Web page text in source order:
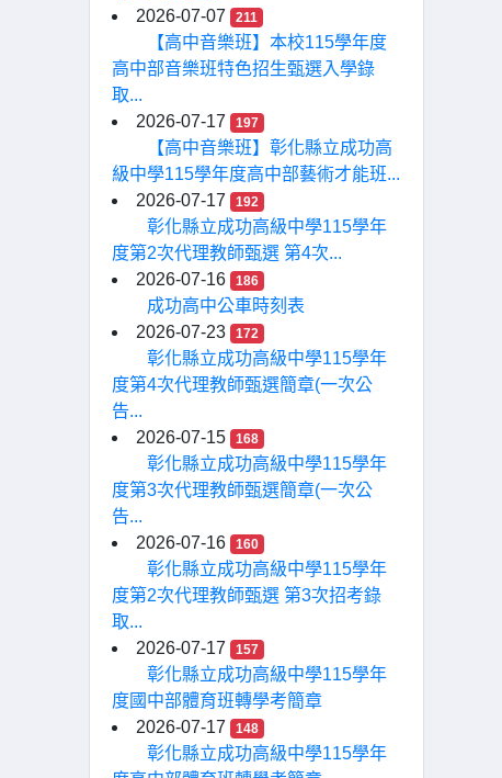
2026-07-07
211
【高中音樂班】本校115學年度
高中部音樂班特色招生甄選入學錄
取...
2026-07-17
197
【高中音樂班】彰化縣立成功高
級中學115學年度高中部藝術才能班...
2026-07-17
192
彰化縣立成功高級中學115學年
度第2次代理教師甄選 第4次...
2026-07-16
186
成功高中公車時刻表
2026-07-23
172
彰化縣立成功高級中學115學年
度第4次代理教師甄選簡章(一次公
告...
2026-07-15
168
彰化縣立成功高級中學115學年
度第3次代理教師甄選簡章(一次公
告...
2026-07-16
160
彰化縣立成功高級中學115學年
度第2次代理教師甄選 第3次招考錄
取...
2026-07-17
157
彰化縣立成功高級中學115學年
度國中部體育班轉學考簡章
2026-07-17
148
彰化縣立成功高級中學115學年